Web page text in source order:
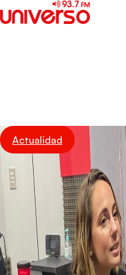
Actualidad